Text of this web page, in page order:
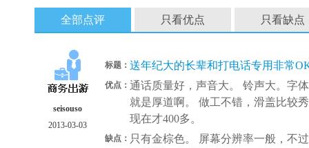
全部点评 只看优点 只看缺点
seisouso
2013-03-03
标题： 送年纪大的长辈和打电话专用非常
优点： 通话质量好，声音大。 铃声大。字
就是厚道啊。 做工不错，滑盖比较
现在才400多。
缺点： 只有金棕色。 屏幕分辨率一般，不